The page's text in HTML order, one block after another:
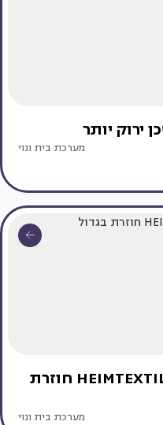
ירוק יותר
מערכת בית ונוי
תערוכת הטקסטיל לבית HEIMTEXTIL חוזרת
מערכת בית ונוי